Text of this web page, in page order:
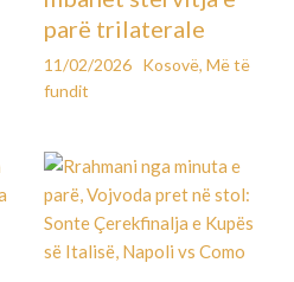
parë trilaterale
11/02/2026 Kosovë, Më të
fundit